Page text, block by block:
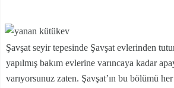
Şavşat seyir tepesinde Şavşat evlerinden
yapılmış bakım evlerine varıncaya kadar
varıyorsunuz zaten. Şavşat’ın bu bölümü